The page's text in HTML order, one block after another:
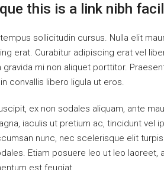
this is a link nibh
sollicitudin cursus. Nulla elit
erat. Curabitur adipiscing erat vel
gravida mi non aliquet porttitor.
convallis libero ligula ut eros.
ex non sodales aliquam, ante
iaculis ut pretium ac, tincidunt vel
nunc, nec scelerisque elit
Etiam posuere leo ut leo laoreet,
est feugiat.